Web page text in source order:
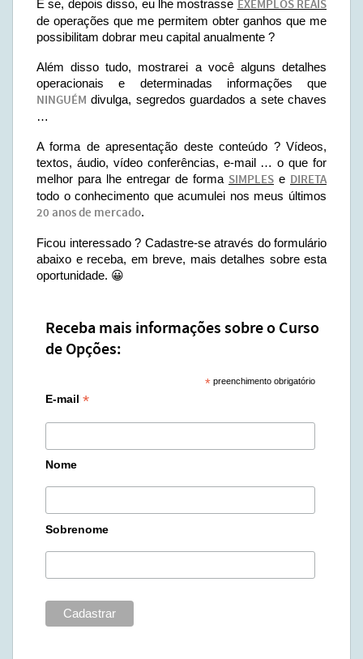
E se, depois disso, eu lhe mostrasse EXEMPLOS REAIS
de operações que me permitem obter ganhos que me
possibilitam dobrar meu capital anualmente ?
Além disso tudo, mostrarei a você alguns detalhes
operacionais e determinadas informações que
NINGUÉM divulga, segredos guardados a sete chaves
…
A forma de apresentação deste conteúdo ? Vídeos,
textos, áudio, vídeo conferências, e-mail … o que for
melhor para lhe entregar de forma SIMPLES e DIRETA
todo o conhecimento que acumulei nos meus últimos
20 anos de mercado.
Ficou interessado ? Cadastre-se através do formulário
abaixo e receba, em breve, mais detalhes sobre esta
oportunidade. 😀
Receba mais informações sobre o Curso
de Opções:
* preenchimento obrigatório
E-mail *
Nome
Sobrenome